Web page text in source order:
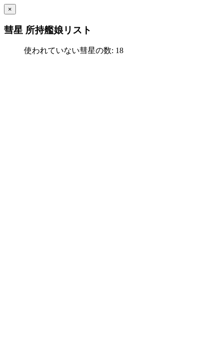
×
彗星 所持艦娘リスト
使われていない彗星の数: 18